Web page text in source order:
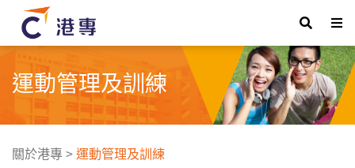
運動管理及訓練
關於港專>運動管理及訓練